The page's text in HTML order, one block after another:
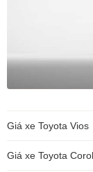
Giá xe Toyota Vios
Giá xe Toyota